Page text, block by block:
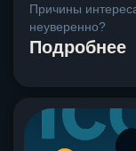
Причины
неуверенно?
Подробнее